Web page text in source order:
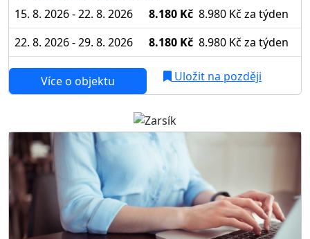
15. 8. 2026 - 22. 8. 2026
8.180 Kč 8.980 Kč za týden
22. 8. 2026 - 29. 8. 2026
8.180 Kč 8.980 Kč za týden
Více o objektu Uložit na později